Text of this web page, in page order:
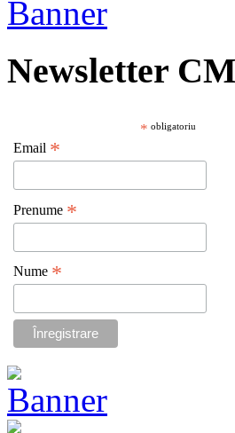
Newsletter
* obligatoriu
Email *
Prenume *
Nume *